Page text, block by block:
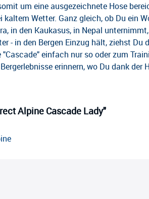
um eine ausgezeichnete Hose
Wetter. Ganz gleich, ob Du ein
in den Kaukasus, in Nepal
- in den Bergen Einzug hält, ziehst
einfach nur so oder zum
erinnern, wo Du dank
Alpine Cascade Lady"